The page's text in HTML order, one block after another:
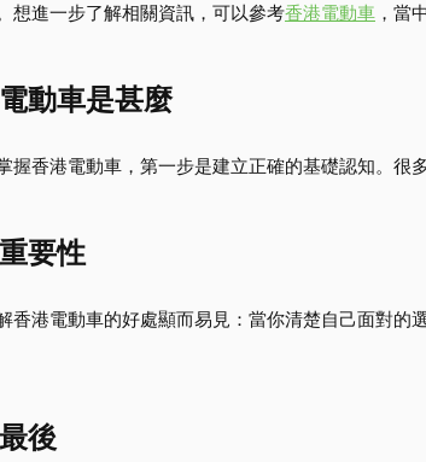
想進一步了解相關資訊，可以參考香港電動車 ，當
動車是甚麼
握香港電動車，第一步是建立正確的基礎認知。
要性
香港電動車的好處顯而易見：當你清楚自己面對
後